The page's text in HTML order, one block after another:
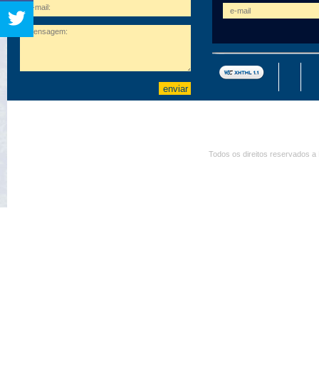
Todos os direitos reservados a